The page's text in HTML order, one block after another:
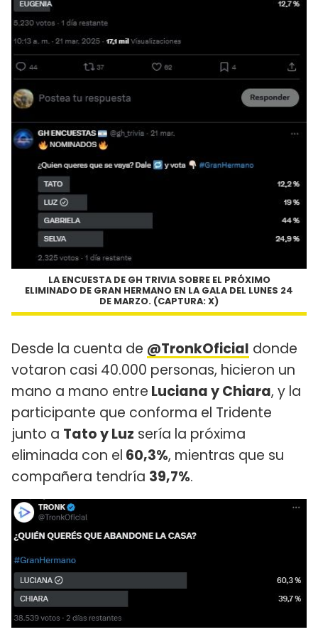
LA ENCUESTA DE GH TRIVIA SOBRE EL PRÓXIMO
ELIMINADO DE GRAN HERMANO EN LA GALA DEL LUNES 24
DE MARZO. (CAPTURA: X)
Desde la cuenta de @TronkOficial donde
votaron casi 40.000 personas, hicieron un
mano a mano entre Luciana y Chiara, y la
participante que conforma el Tridente
junto a Tato y Luz sería la próxima
eliminada con el 60,3%, mientras que su
compañera tendría 39,7%.